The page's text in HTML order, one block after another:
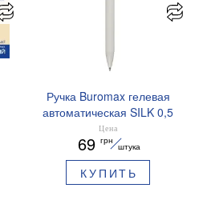
Ручка Buromax гелевая
автоматическая SILK 0,5
мм синие чернила
BM.83100
Цена
69 грн
штука
КУПИТЬ